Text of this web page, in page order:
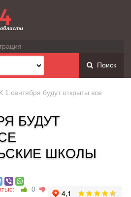
Поиск
1 сентября будут открыты все
БУДУТ
ШКОЛЫ
0